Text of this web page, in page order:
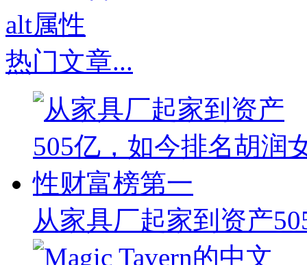
热门文章...
从家具厂起家到资产